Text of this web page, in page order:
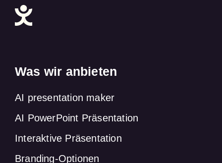
Was wir anbieten
AI presentation maker
AI PowerPoint Präsentation
Interaktive Präsentation
Branding-Optionen